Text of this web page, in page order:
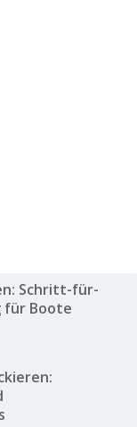
Schritt-für-
Boote